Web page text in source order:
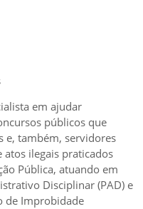
em ajudar
públicos que
e, também, servidores
atos ilegais praticados
Pública, atuando em
Disciplinar (PAD) e
de Improbidade